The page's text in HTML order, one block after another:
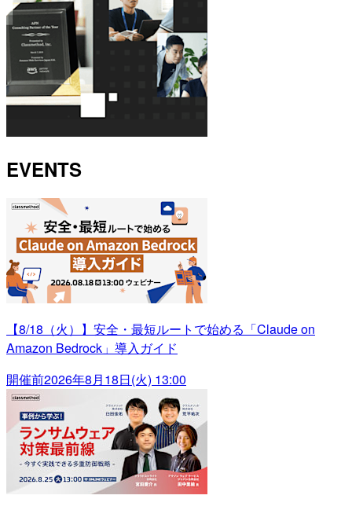
EVENTS
【8/18（火）】安全・最短ルートで始める「Claude on
Amazon Bedrock」導入ガイド
開催前2026年8月18日(火) 13:00